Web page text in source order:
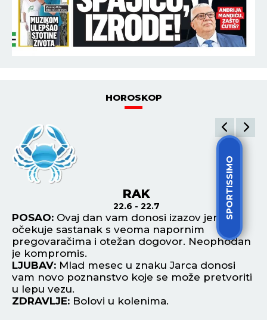
SPORTISSIMO
HOROSKOP
RAK
22.6 - 22.7
POSAO: Ovaj dan vam donosi izazov jer vas
očekuje sastanak s veoma napornim
pregovaračima i otežan dogovor. Neophodan
je kompromis.
LJUBAV: Mlad mesec u znaku Jarca donosi
vam novo poznanstvo koje se može pretvoriti
u lepu vezu.
ZDRAVLJE: Bolovi u kolenima.